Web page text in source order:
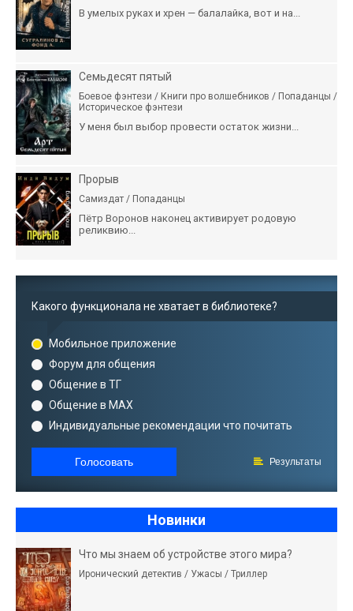
В умелых руках и хрен — балалайка, вот и на...
Семьдесят пятый
Боевое фэнтези / Книги про волшебников / Попаданцы /
Историческое фэнтези
У меня был выбор провести остаток жизни...
Прорыв
Самиздат / Попаданцы
Пётр Воронов наконец активирует родовую
реликвию...
Какого функционала не хватает в библиотеке?
Мобильное приложение
Форум для общения
Общение в ТГ
Общение в MAX
Индивидуальные рекомендации что почитать
Голосовать Результаты
Новинки
Что мы знаем об устройстве этого мира?
Иронический детектив / Ужасы / Триллер